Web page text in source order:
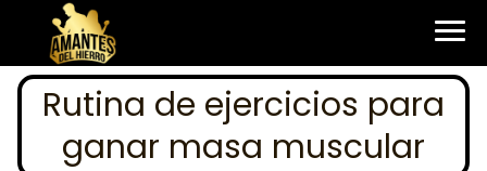
Rutina de ejercicios para
ganar masa muscular